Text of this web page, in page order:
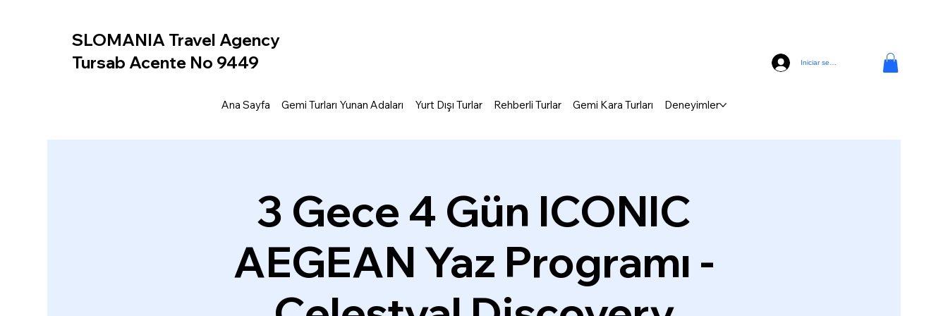
SLOMANIA Travel Agency
Tursab Acente No 9449
Ana Sayfa Gemi Turları Yunan Adaları Yurt Dışı Turlar Rehberli Turlar Gemi Kara Turları Deneyimler
Iniciar sesión
3 Gece 4 Gün ICONIC
AEGEAN Yaz Programı -